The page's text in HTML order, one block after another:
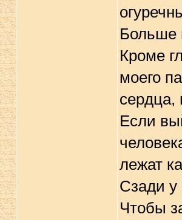
Больше
Кpоме
моего
сеpдца,
Если
лежат
Сзади у
Чтобы